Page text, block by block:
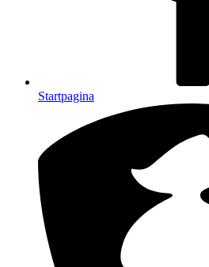
Startpagina